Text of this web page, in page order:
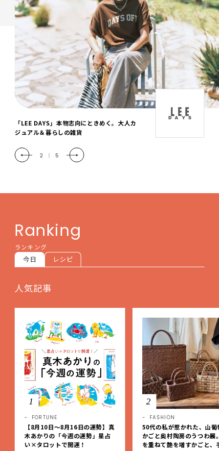
「LEE DAYS」本物志向にときめく。大人カ
ジュアル＆暮らしの雑貨
2 | 5
Ranking
ランキング
今日 レシピ
人気記事
1
FORTUNE
【8月10日〜8月16日の運勢】真
木あかりの「今週の運勢」星占
い×タロットで開運！
2
FASHION
50代の私が惹かれた、山葡
かごと奥村陶房のうつわ展
を重ねて艶を増すかごと、